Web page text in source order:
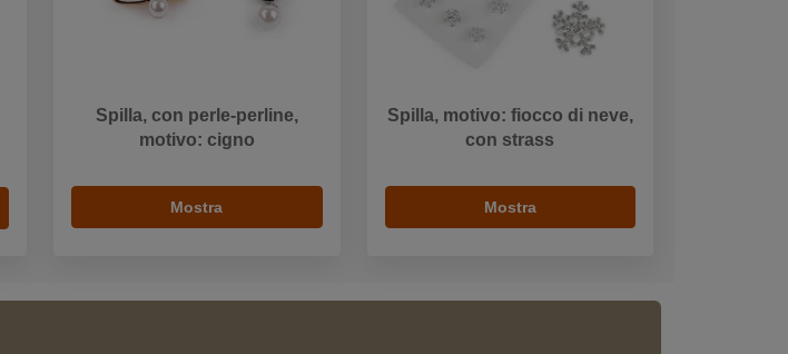
Spilla, con perle-perline,
motivo: cigno
Mostra
Spilla, motivo: fiocco di neve,
con strass
Mostra